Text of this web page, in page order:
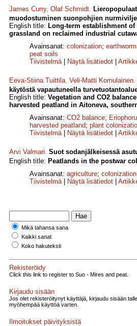
James Curry, Olaf Schmidt.
muodostuminen suonpohjien
English title: Long-term establishment
grassland on reclaimed industrial
Avainsanat: colonization;
peat soils
Tiivistelmä| Näytä lisätiedot
Eeva-Stiina Tuittila, Veli-Matti Komulainen.
käytöstä vapautuneella
English title: Vegetation and CO2
harvested peatland in Aitoneva,
Avainsanat: CO2 balance;
harvested peatland; plant
Tiivistelmä| Näytä lisätiedot
Arvi Valmari. Suot sodanjälkeisessä
English title: Peatlands in the postwar
Avainsanat: agriculture; colonization
Tiivistelmä| Näytä lisätiedot
Mikä tahansa sana
Kaikki sanat
Koko hakuteksti
Rekisteröidy
Click this link to register to Suo - Mires and peat.
Kirjaudu sisään
Jos olet rekisteröitynyt käyttäjä, kirjaudu sisään
myöhempää käyttöä varten.
Ilmoitukset päivityksistä